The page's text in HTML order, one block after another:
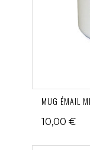
MUG ÉMAIL
10,00 €